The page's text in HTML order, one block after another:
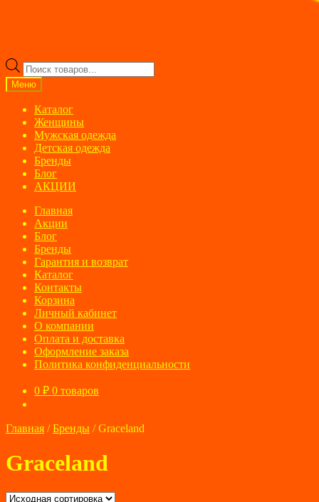
Поиск
товаров
Меню
Каталог
Женщины
Мужская одежда
Детская одежда
Бренды
Блог
АКЦИИ
Главная
Акции
Блог
Бренды
Гарантия и возврат
Каталог
Контакты
Корзина
Личный кабинет
О компании
Оплата и доставка
Оформление заказа
Политика конфиденциальности
0 ₽ 0 товаров
Главная /Бренды /Graceland
Graceland